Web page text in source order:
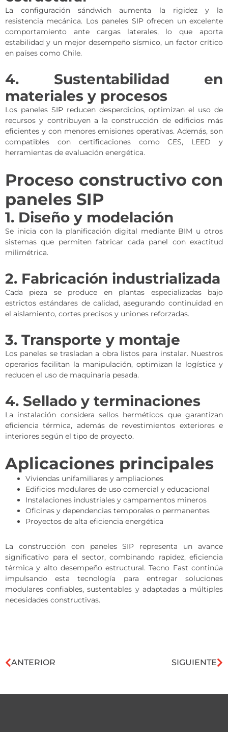
La configuración sándwich aumenta la rigidez y la
resistencia mecánica. Los paneles SIP ofrecen un excelente
comportamiento ante cargas laterales, lo que aporta
estabilidad y un mejor desempeño sísmico, un factor crítico
en países como Chile.
4. Sustentabilidad en
materiales y procesos
Los paneles SIP reducen desperdicios, optimizan el uso de
recursos y contribuyen a la construcción de edificios más
eficientes y con menores emisiones operativas. Además, son
compatibles con certificaciones como CES, LEED y
herramientas de evaluación energética.
Proceso constructivo con
paneles SIP
1. Diseño y modelación
Se inicia con la planificación digital mediante BIM u otros
sistemas que permiten fabricar cada panel con exactitud
milimétrica.
2. Fabricación industrializada
Cada pieza se produce en plantas especializadas bajo
estrictos estándares de calidad, asegurando continuidad en
el aislamiento, cortes precisos y uniones reforzadas.
3. Transporte y montaje
Los paneles se trasladan a obra listos para instalar. Nuestros
operarios facilitan la manipulación, optimizan la logística y
reducen el uso de maquinaria pesada.
4. Sellado y terminaciones
La instalación considera sellos herméticos que garantizan
eficiencia térmica, además de revestimientos exteriores e
interiores según el tipo de proyecto.
Aplicaciones principales
Viviendas unifamiliares y ampliaciones
Edificios modulares de uso comercial y educacional
Instalaciones industriales y campamentos mineros
Oficinas y dependencias temporales o permanentes
Proyectos de alta eficiencia energética
La construcción con paneles SIP representa un avance
significativo para el sector, combinando rapidez, eficiencia
térmica y alto desempeño estructural. Tecno Fast continúa
impulsando esta tecnología para entregar soluciones
modulares confiables, sustentables y adaptadas a múltiples
necesidades constructivas.
ANTERIOR SIGUIENTE